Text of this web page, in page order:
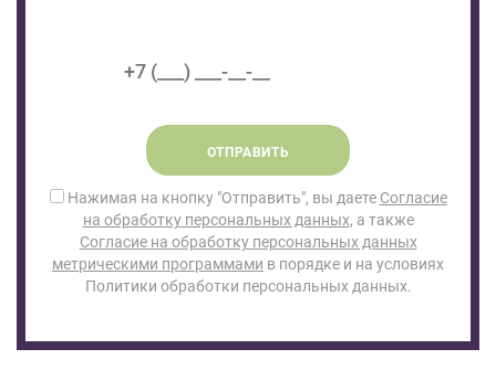
ОТПРАВИТЬ
Нажимая на кнопку "Отправить", вы даете Согласие
на обработку персональных данных, а также
Согласие на обработку персональных данных
метрическими программами в порядке и на условиях
Политики обработки персональных данных.